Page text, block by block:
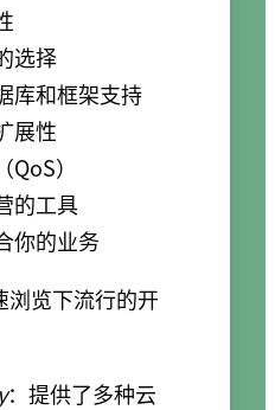
选择
库和框架支持
展性
）
的工具
你的业务
浏览下流行的开
：提供了多种云